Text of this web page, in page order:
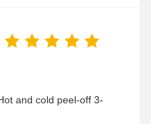
and cold peel-off 3-